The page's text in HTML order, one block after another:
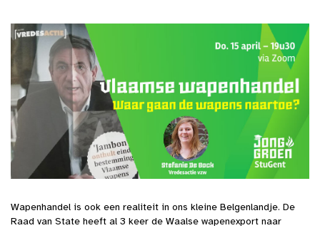
Wapenhandel is ook een realiteit in ons kleine Belgenlandje. De
Raad van State heeft al 3 keer de Waalse wapenexport naar